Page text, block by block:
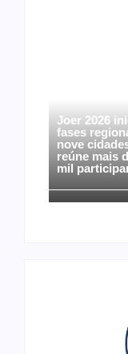
Joer 2026
fases
nove
reúne mais
mil